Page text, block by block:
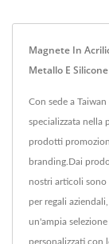
Magnete In
Metallo E
Con sede a
specializzata nella
prodotti
branding.Dai
nostri articoli sono
per regali
un'ampia
personalizzati con